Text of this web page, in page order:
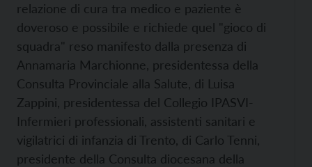
relazione di cura tra medico e paziente è
doveroso e possibile e richiede quel "gioco di
squadra" reso manifesto dalla presenza di
Annamaria Marchionne, presidentessa della
Consulta Provinciale alla Salute, di Luisa
Zappini, presidentessa del Collegio IPASVI-
Infermieri professionali, assistenti sanitari e
vigilatrici di infanzia di Trento, di Carlo Tenni,
presidente della Consulta diocesana della